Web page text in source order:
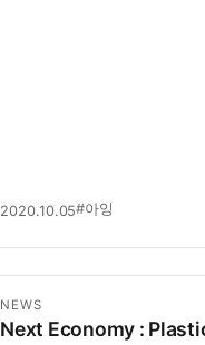
2020.10.05#아잉
NEWS
Next Economy :